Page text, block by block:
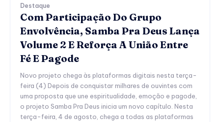
Destaque
Com Participação Do Grupo
Envolvência, Samba Pra Deus Lança
Volume 2 E Reforça A União Entre
Fé E Pagode
Novo projeto chega às plataformas digitais nesta terça-
feira (4) Depois de conquistar milhares de ouvintes com
uma proposta que une espiritualidade, emoção e pagode,
o projeto Samba Pra Deus inicia um novo capítulo. Nesta
terça-feira, 4 de agosto, chega a todas as plataformas